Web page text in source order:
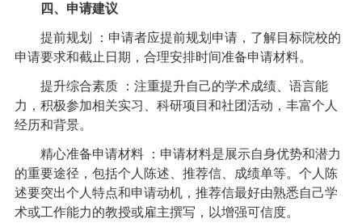
四、申请建议
提前规划 ：申请者应提前规划申请，了解目标院校的
申请要求和截止日期，合理安排时间准备申请材料。
提升综合素质 ：注重提升自己的学术成绩、语言能
力，积极参加相关实习、科研项目和社团活动，丰富个人
经历和背景。
精心准备申请材料 ：申请材料是展示自身优势和潜力
的重要途径，包括个人陈述、推荐信、成绩单等。个人陈
述要突出个人特点和申请动机，推荐信最好由熟悉自己学
术或工作能力的教授或雇主撰写，以增强可信度。